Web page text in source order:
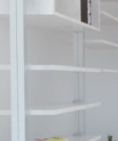
lineales)